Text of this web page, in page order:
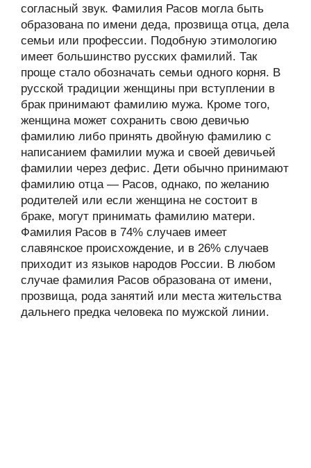
согласный звук. Фамилия Расов могла быть
образована по имени деда, прозвища отца, дела
семьи или профессии. Подобную этимологию
имеет большинство русских фамилий. Так
проще стало обозначать семьи одного корня. В
русской традиции женщины при вступлении в
брак принимают фамилию мужа. Кроме того,
женщина может сохранить свою девичью
фамилию либо принять двойную фамилию с
написанием фамилии мужа и своей девичьей
фамилии через дефис. Дети обычно принимают
фамилию отца — Расов, однако, по желанию
родителей или если женщина не состоит в
браке, могут принимать фамилию матери.
Фамилия Расов в 74% случаев имеет
славянское происхождение, и в 26% случаев
приходит из языков народов России. В любом
случае фамилия Расов образована от имени,
прозвища, рода занятий или места жительства
дальнего предка человека по мужской линии.